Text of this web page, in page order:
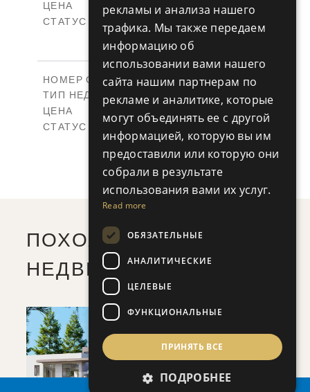
ЦЕНА
СТАТУС Продал
КОЛИЧЕСТВО СПАЛЕН
РАЗМЕР УЧАСТКА
КРЫТАЯ ПЛОЩАДЬ 205.89m2
ПОСМОТРЕТЬ БОЛЬШЕ
+
НОМЕР ОБЪЕКТА V2
ТИП НЕДВИЖИМОСТИ Villas
ЦЕНА -
СТАТУС Продал
КОЛИЧЕСТВО СПАЛЕН 3
РАЗМЕР УЧАСТКА 319.19m2
КРЫТАЯ ПЛОЩАДЬ 207.27
ПОСМОТРЕТЬ БОЛЬШЕ
+
ПОХОЖИЕ ОБЪЕКТЫ
НЕДВИЖИМОСТИ
рекламы и анализа нашего
трафика. Мы также передаем
информацию об
использовании вами нашего
сайта нашим партнерам по
рекламе и аналитике, которые
могут объединять ее с другой
информацией, которую вы им
предоставили или которую они
собрали в результате
использования вами их услуг.
Read more
ОБЯЗАТЕЛЬНЫЕ
АНАЛИТИЧЕСКИЕ
ЦЕЛЕВЫЕ
ФУНКЦИОНАЛЬНЫЕ
ПРИНЯТЬ ВСЕ
ПОДРОБНЕЕ